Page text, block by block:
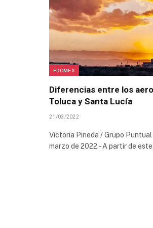
EDOMEX
Diferencias entre los
Toluca y Santa Lucía
21/03/2022
Victoria Pineda / Grupo Puntual
marzo de 2022.- A partir de